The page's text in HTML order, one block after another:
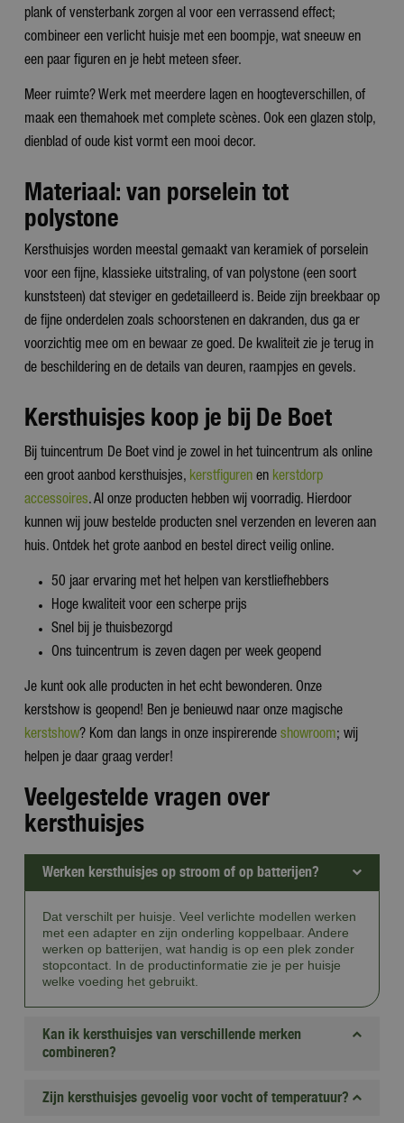
plank of vensterbank zorgen al voor een verrassend effect;
combineer een verlicht huisje met een boompje, wat sneeuw en
een paar figuren en je hebt meteen sfeer.
Meer ruimte? Werk met meerdere lagen en hoogteverschillen, of
maak een themahoek met complete scènes. Ook een glazen stolp,
dienblad of oude kist vormt een mooi decor.
Materiaal: van porselein tot
polystone
Kersthuisjes worden meestal gemaakt van keramiek of porselein
voor een fijne, klassieke uitstraling, of van polystone (een soort
kunststeen) dat steviger en gedetailleerd is. Beide zijn breekbaar op
de fijne onderdelen zoals schoorstenen en dakranden, dus ga er
voorzichtig mee om en bewaar ze goed. De kwaliteit zie je terug in
de beschildering en de details van deuren, raampjes en gevels.
Kersthuisjes koop je bij De Boet
Bij tuincentrum De Boet vind je zowel in het tuincentrum als online
een groot aanbod kersthuisjes, kerstfiguren en kerstdorp
accessoires. Al onze producten hebben wij voorradig. Hierdoor
kunnen wij jouw bestelde producten snel verzenden en leveren aan
huis. Ontdek het grote aanbod en bestel direct veilig online.
50 jaar ervaring met het helpen van kerstliefhebbers
Hoge kwaliteit voor een scherpe prijs
Snel bij je thuisbezorgd
Ons tuincentrum is zeven dagen per week geopend
Je kunt ook alle producten in het echt bewonderen. Onze
kerstshow is geopend! Ben je benieuwd naar onze magische
kerstshow? Kom dan langs in onze inspirerende showroom; wij
helpen je daar graag verder!
Veelgestelde vragen over
kersthuisjes
Werken kersthuisjes op stroom of op batterijen?
Dat verschilt per huisje. Veel verlichte modellen werken
met een adapter en zijn onderling koppelbaar. Andere
werken op batterijen, wat handig is op een plek zonder
stopcontact. In de productinformatie zie je per huisje
welke voeding het gebruikt.
Kan ik kersthuisjes van verschillende merken
combineren?
Zijn kersthuisjes gevoelig voor vocht of temperatuur?